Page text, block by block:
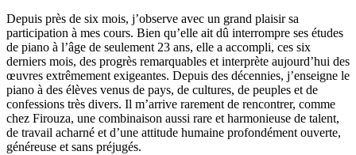
Depuis près de six mois, j’observe avec un grand plaisir sa
participation à mes cours. Bien qu’elle ait dû interrompre ses études
de piano à l’âge de seulement 23 ans, elle a accompli, ces six
derniers mois, des progrès remarquables et interprète aujourd’hui des
œuvres extrêmement exigeantes. Depuis des décennies, j’enseigne le
piano à des élèves venus de pays, de cultures, de peuples et de
confessions très divers. Il m’arrive rarement de rencontrer, comme
chez Firouza, une combinaison aussi rare et harmonieuse de talent,
de travail acharné et d’une attitude humaine profondément ouverte,
généreuse et sans préjugés.